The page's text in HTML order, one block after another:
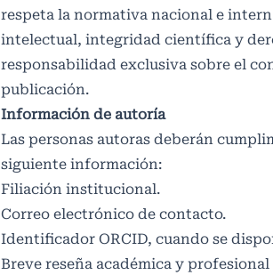
respeta la normativa nacional e
intelectual, integridad científica y
responsabilidad exclusiva sobre el
publicación.
Información de autoría
Las personas autoras deberán
siguiente información:
Filiación institucional.
Correo electrónico de contacto.
Identificador ORCID, cuando se
Breve reseña académica y